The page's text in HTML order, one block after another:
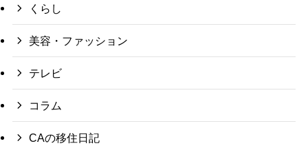
くらし
美容・ファッション
テレビ
コラム
CAの移住日記